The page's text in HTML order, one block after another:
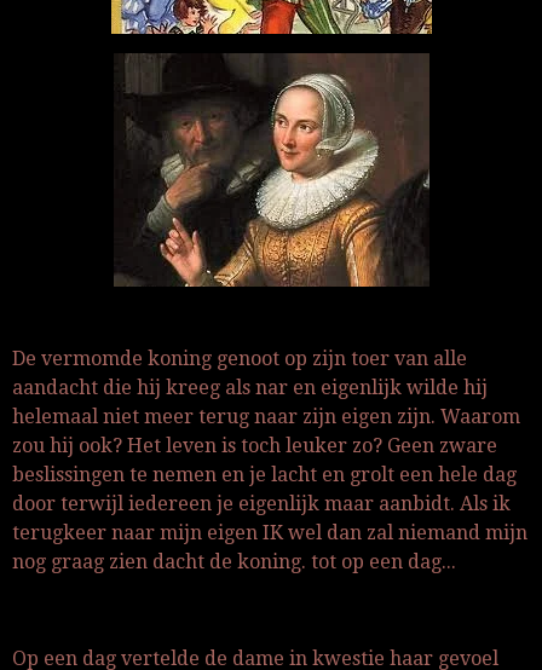
De vermomde koning genoot op zijn toer van alle
aandacht die hij kreeg als nar en eigenlijk wilde hij
helemaal niet meer terug naar zijn eigen zijn. Waarom
zou hij ook? Het leven is toch leuker zo? Geen zware
beslissingen te nemen en je lacht en grolt een hele dag
door terwijl iedereen je eigenlijk maar aanbidt. Als ik
terugkeer naar mijn eigen IK wel dan zal niemand mijn
nog graag zien dacht de koning. tot op een dag...
Op een dag vertelde de dame in kwestie haar gevoel